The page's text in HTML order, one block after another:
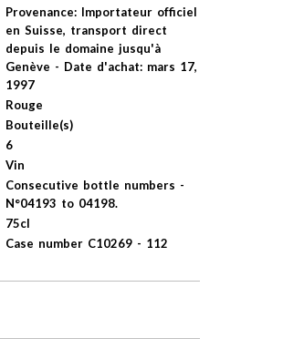
Provenance: Importateur officiel
en Suisse, transport direct
depuis le domaine jusqu'à
Genève - Date d'achat: mars 17,
1997
Rouge
Bouteille(s)
6
Vin
Consecutive bottle numbers -
N°04193 to 04198.
75cl
Case number C10269 - 112